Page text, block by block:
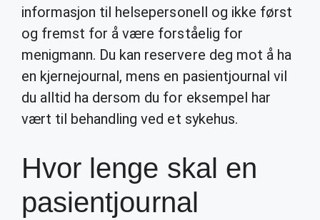
informasjon til helsepersonell og ikke først
og fremst for å være forståelig for
menigmann. Du kan reservere deg mot å ha
en kjernejournal, mens en pasientjournal vil
du alltid ha dersom du for eksempel har
vært til behandling ved et sykehus.
Hvor lenge skal en
pasientjournal